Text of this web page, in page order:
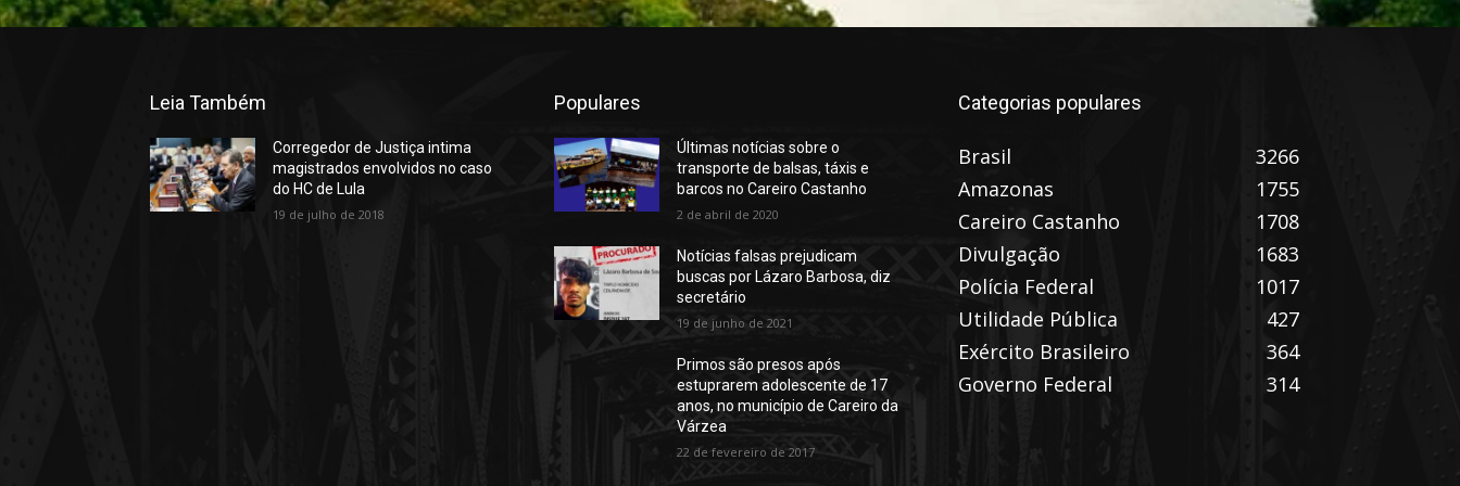
Leia Também
Corregedor de Justiça intima
magistrados envolvidos no caso
do HC de Lula
19 de julho de 2018
Populares
Últimas notícias sobre o
transporte de balsas, táxis e
barcos no Careiro Castanho
2 de abril de 2020
Notícias falsas prejudicam
buscas por Lázaro Barbosa, diz
secretário
19 de junho de 2021
Primos são presos após
estuprarem adolescente de 17
anos, no município de Careiro da
Várzea
22 de fevereiro de 2017
Categorias populares
Brasil
3266
Amazonas
1755
Careiro Castanho
1708
Divulgação
1683
Polícia Federal
1017
Utilidade Pública
427
Exército Brasileiro
364
Governo Federal
314